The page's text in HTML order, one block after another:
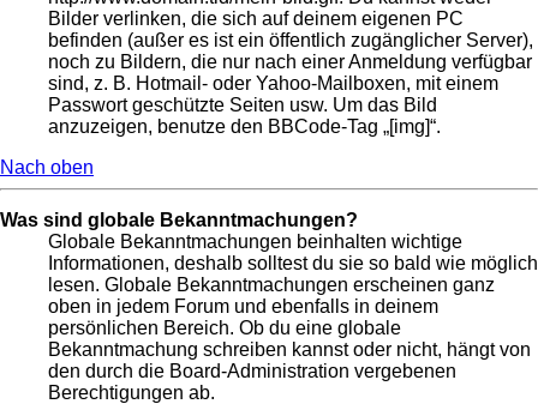
Bilder verlinken, die sich auf deinem eigenen PC
befinden (außer es ist ein öffentlich zugänglicher Server),
noch zu Bildern, die nur nach einer Anmeldung verfügbar
sind, z. B. Hotmail- oder Yahoo-Mailboxen, mit einem
Passwort geschützte Seiten usw. Um das Bild
anzuzeigen, benutze den BBCode-Tag „[img]“.
Nach oben
Was sind globale Bekanntmachungen?
Globale Bekanntmachungen beinhalten wichtige
Informationen, deshalb solltest du sie so bald wie möglich
lesen. Globale Bekanntmachungen erscheinen ganz
oben in jedem Forum und ebenfalls in deinem
persönlichen Bereich. Ob du eine globale
Bekanntmachung schreiben kannst oder nicht, hängt von
den durch die Board-Administration vergebenen
Berechtigungen ab.